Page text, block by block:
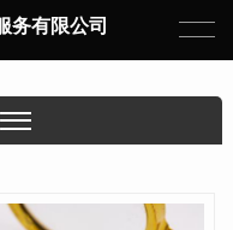
务有限公司